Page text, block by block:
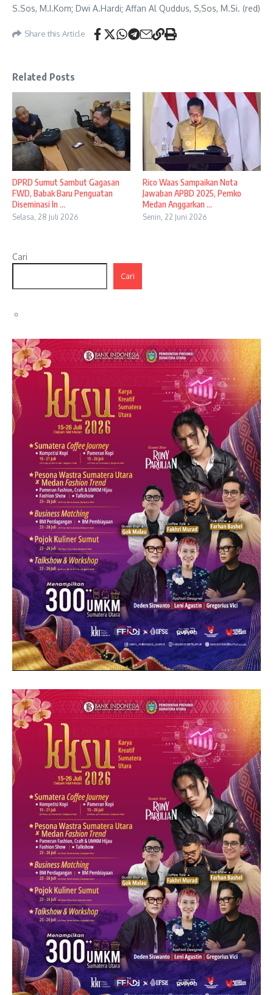
S.Sos, M.I.Kom; Dwi A.Hardi; Affan Al Quddus, S,Sos, M.Si. (red)
Share this Article
Related Posts
DPRD Sumut Sambut Gagasan
FWD, Babak Baru Penguatan
Diseminasi In ...
Selasa, 28 Juli 2026
Rico Waas Sampaikan Nota
Jawaban APBD 2025, Pemko
Medan Anggarkan ...
Senin, 22 Juni 2026
Cari
Cari